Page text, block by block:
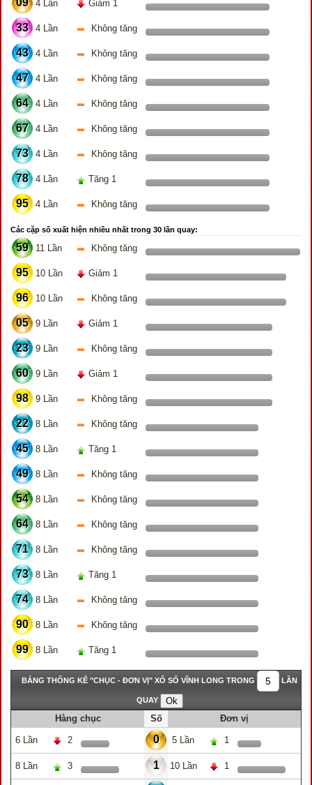
09 4 Lần Giảm 1
33 4 Lần Không tăng
43 4 Lần Không tăng
47 4 Lần Không tăng
64 4 Lần Không tăng
67 4 Lần Không tăng
73 4 Lần Không tăng
78 4 Lần Tăng 1
95 4 Lần Không tăng
Các cặp số xuất hiện nhiều nhất trong 30 lần quay:
59 11 Lần Không tăng
95 10 Lần Giảm 1
96 10 Lần Không tăng
05 9 Lần Giảm 1
23 9 Lần Không tăng
60 9 Lần Giảm 1
98 9 Lần Không tăng
22 8 Lần Không tăng
45 8 Lần Tăng 1
49 8 Lần Không tăng
54 8 Lần Không tăng
64 8 Lần Không tăng
71 8 Lần Không tăng
73 8 Lần Tăng 1
74 8 Lần Không tăng
90 8 Lần Không tăng
99 8 Lần Tăng 1
BẢNG THỐNG KÊ "CHỤC - ĐƠN VỊ" XỔ SỐ VĨNH LONG TRONG LẦN
QUAY
Hàng chục Số Đơn vị
6 Lần 2 0 5 Lần 1
8 Lần 3 1 10 Lần 1